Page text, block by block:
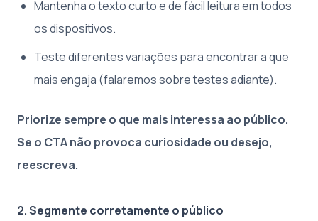
Mantenha o texto curto e de fácil leitura em todos
os dispositivos.
Teste diferentes variações para encontrar a que
mais engaja (falaremos sobre testes adiante).
Priorize sempre o que mais interessa ao público.
Se o CTA não provoca curiosidade ou desejo,
reescreva.
2. Segmente corretamente o público